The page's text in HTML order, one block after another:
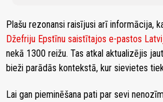
Plašu rezonansi raisījusi arī informācija,
Džefriju Epstīnu saistītajos e-pastos
nekā 1300 reižu. Tas atkal aktualizējis
bieži parādās kontekstā, kur sievietes
Lai gan pieminēšana pati par sevi